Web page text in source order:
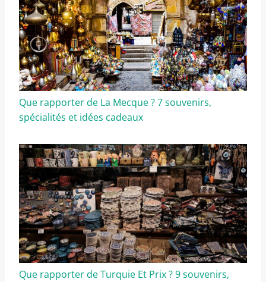
Que rapporter de La Mecque ? 7 souvenirs,
spécialités et idées cadeaux
Que rapporter de Turquie Et Prix ? 9 souvenirs,